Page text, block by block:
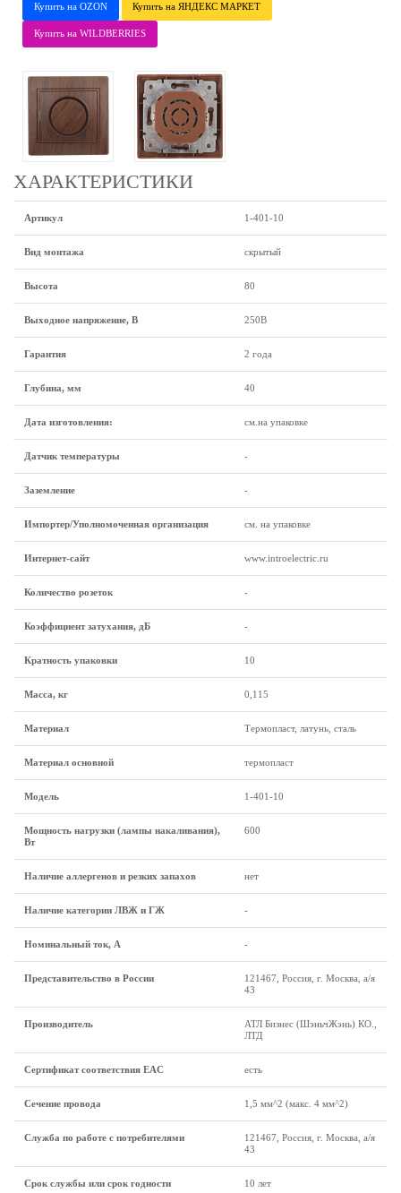
Купить на OZON Купить на ЯНДЕКС МАРКЕТ
Купить на WILDBERRIES
ХАРАКТЕРИСТИКИ
Артикул 1-401-10
Вид монтажа скрытый
Высота 80
Выходное напряжение, В 250В
Гарантия 2 года
Глубина, мм 40
Дата изготовления: см.на упаковке
Датчик температуры -
Заземление -
Импортер/Уполномоченная организация см. на упаковке
Интернет-сайт www.introelectric.ru
Количество розеток -
Коэффициент затухания, дБ -
Кратность упаковки 10
Масса, кг 0,115
Материал Термопласт, латунь, сталь
Материал основной термопласт
Модель 1-401-10
Мощность нагрузки (лампы накаливания),
Вт
600
Наличие аллергенов и резких запахов нет
Наличие категории ЛВЖ и ГЖ -
Номинальный ток, А -
Представительство в России
121467, Россия, г. Москва, а/я
43
Производитель
АТЛ Бизнес (ШэньчЖэнь) КО.,
ЛТД
Сертификат соответствия EAC есть
Сечение провода 1,5 мм^2 (макс. 4 мм^2)
Служба по работе с потребителями
121467, Россия, г. Москва, а/я
43
Срок службы или срок годности 10 лет